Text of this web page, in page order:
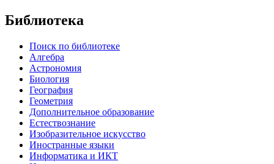
Библиотека
Поиск по библиотеке
Алгебра
Астрономия
Биология
География
Геометрия
Дополнительное образование
Естествознание
Изобразительное искусство
Иностранные языки
Информатика и ИКТ